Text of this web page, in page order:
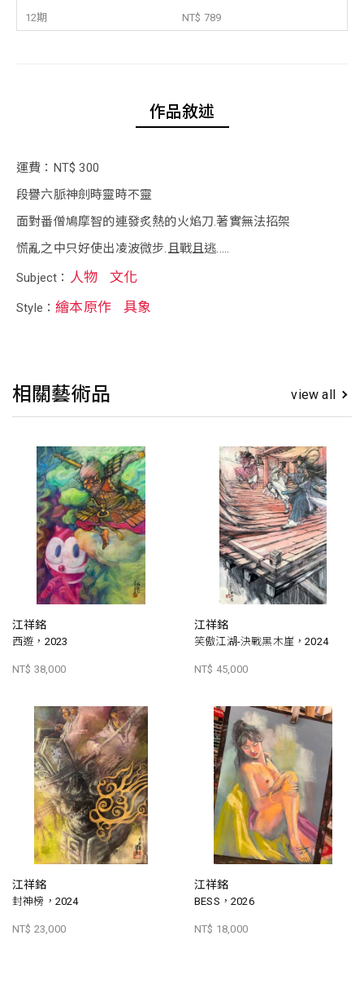
12期
NT$ 789
作品敘述
運費：NT$ 300
段譽六脈神劍時靈時不靈
面對番僧鳩摩智的連發炙熱的火焰刀.著實無法招架
慌亂之中只好使出凌波微步.且戰且逃.....
Subject： 人物 文化
Style：繪本原作 具象
相關藝術品 view all
江祥銘
西遊，2023
NT$ 38,000
江祥銘
笑傲江湖-決戰黑木崖，2024
NT$ 45,000
江祥銘
封神榜，2024
NT$ 23,000
江祥銘
BESS，2026
NT$ 18,000